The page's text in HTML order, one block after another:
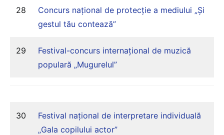
28
Concurs național de protecție a mediului „Și
gestul tău contează”
29
Festival-concurs internațional de muzică
populară „Mugurelul”
30
Festival național de interpretare individuală
„Gala copilului actor”